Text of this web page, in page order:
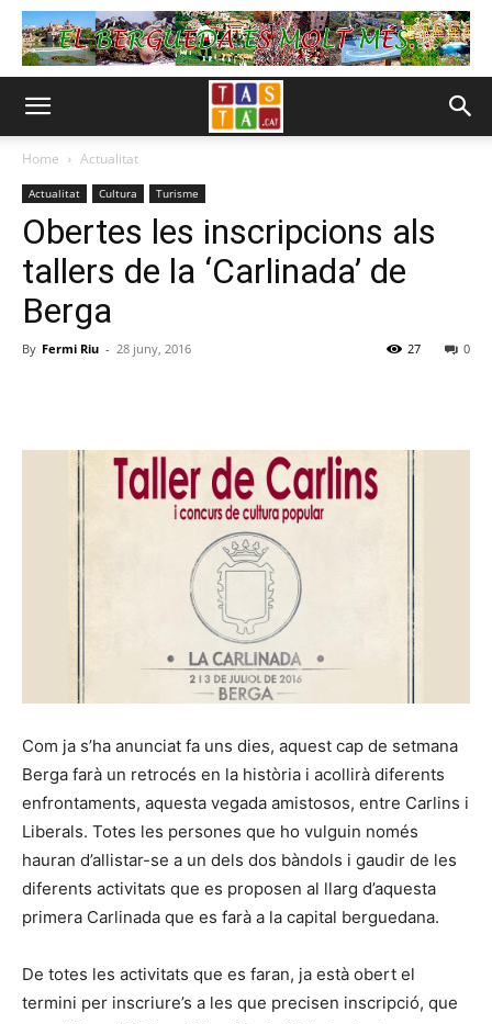
Home Actualitat
Actualitat Cultura Turisme
Obertes les inscripcions als
tallers de la ‘Carlinada’ de
Berga
By Fermi Riu - 28 juny, 2016 0
27
Com ja s’ha anunciat fa uns dies, aquest cap de setmana
Berga farà un retrocés en la història i acollirà diferents
enfrontaments, aquesta vegada amistosos, entre Carlins i
Liberals. Totes les persones que ho vulguin només
hauran d’allistar-se a un dels dos bàndols i gaudir de les
diferents activitats que es proposen al llarg d’aquesta
primera Carlinada que es farà a la capital berguedana.
De totes les activitats que es faran, ja està obert el
termini per inscriure’s a les que precisen inscripció, que